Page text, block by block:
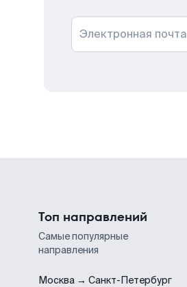
Электронная почта
Топ направлений
Самые популярные
направления
Москва → Санкт-Петербург